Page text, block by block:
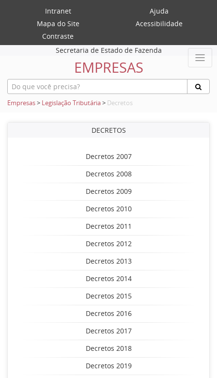
Intranet
Ajuda
Mapa do Site
Acessibilidade
Contraste
Secretaria de Estado de Fazenda
EMPRESAS
Empresas> Legislação Tributária> Decretos
DECRETOS
Decretos 2007
Decretos 2008
Decretos 2009
Decretos 2010
Decretos 2011
Decretos 2012
Decretos 2013
Decretos 2014
Decretos 2015
Decretos 2016
Decretos 2017
Decretos 2018
Decretos 2019